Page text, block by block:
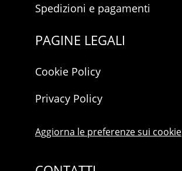
Spedizioni e pagamenti
PAGINE LEGALI
Cookie Policy
Privacy Policy
Aggiorna le preferenze sui cookie